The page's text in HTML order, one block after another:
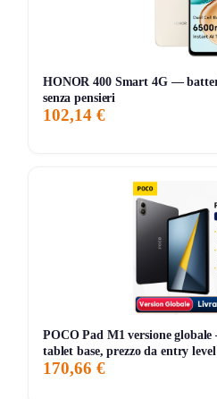
per
stabile per
📸 Videochiamate: camera2
MPposteriore per appunti.
🧰 Memoria: inserisci una
🔇 Audio: attivaDolby Atmos
🛡️ Privacy: usaSecure Folder
🔄 Aggiornamenti: verifica
HONOR 400 Smart 4G —
senza pensieri
102,14 €
POCO Pad M1 versione
tablet base, prezzo da entry level
170,66 €